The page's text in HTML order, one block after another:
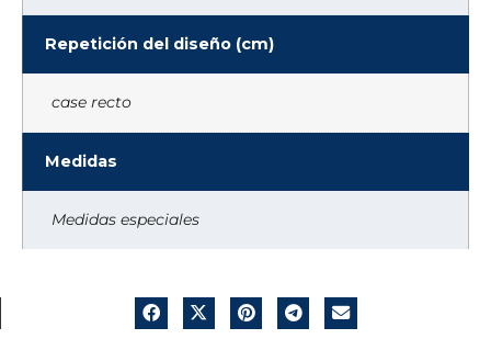
Repetición del diseño (cm)
case recto
Medidas
Medidas especiales